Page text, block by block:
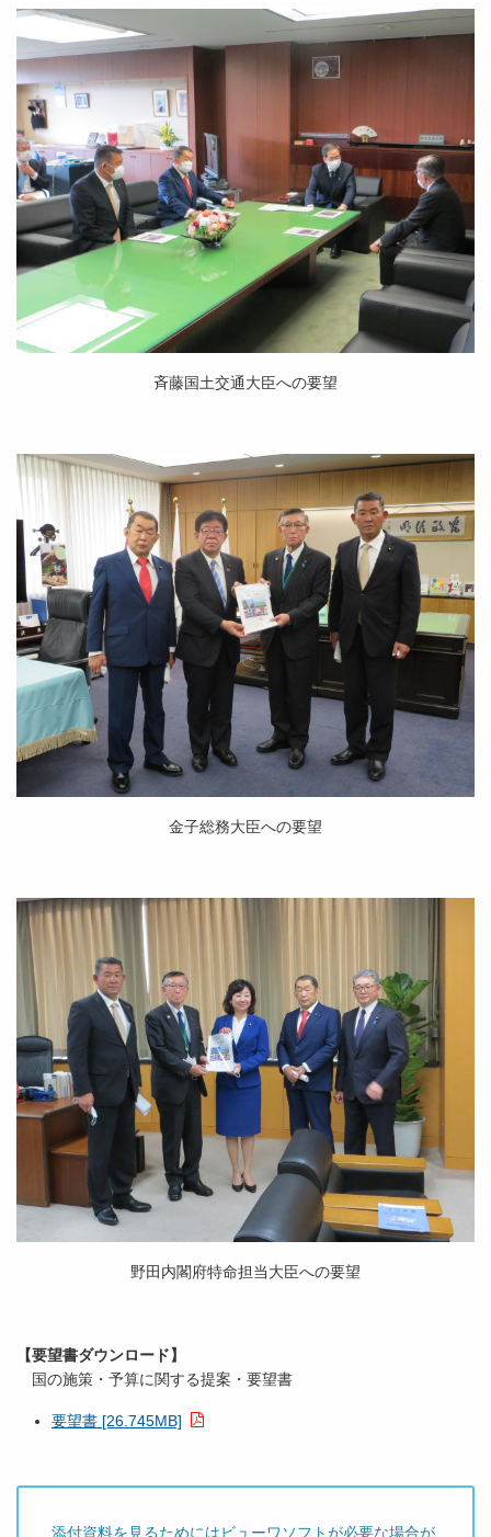
斉藤国土交通大臣への要望
金子総務大臣への要望
野田内閣府特命担当大臣への要望
【要望書ダウンロード】
国の施策・予算に関する提案・要望書
要望書 [26.745MB]
添付資料を見るためにはビューワソフトが必要な場合が